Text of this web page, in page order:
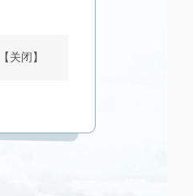
【关闭】